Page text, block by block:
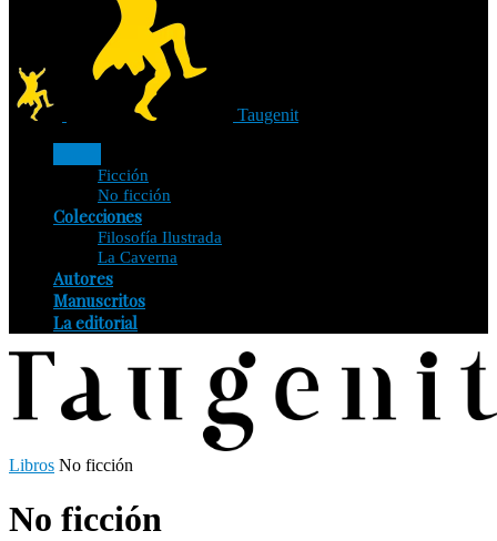
Taugenit
Ficción
No ficción
Colecciones
Filosofía Ilustrada
La Caverna
Autores
Manuscritos
La editorial
Libros No ficción
No ficción